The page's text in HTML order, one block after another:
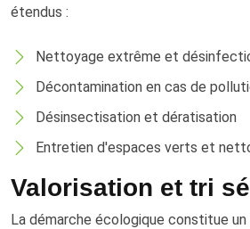
étendus :
Nettoyage extrême et
Décontamination en cas de
Désinsectisation et dératisation
Entretien d'espaces verts et
Valorisation et tri
La démarche écologique constitue